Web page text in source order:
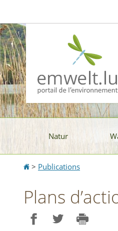
la
navigation
contenu
Natur
Accueil
> Publications
Plans